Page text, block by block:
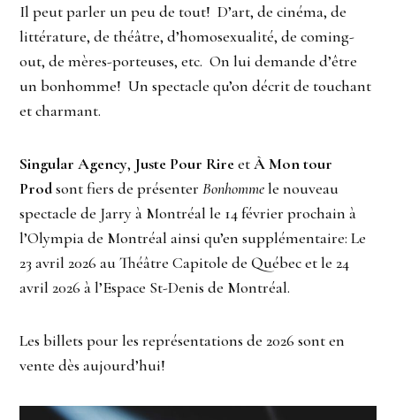
Il peut parler un peu de tout! D’art, de cinéma, de
littérature, de théâtre, d’homosexualité, de coming-
out, de mères-porteuses, etc. On lui demande d’être
un bonhomme! Un spectacle qu’on décrit de touchant
et charmant.
Singular Agency, Juste Pour RireetÀ Mon tour
Prodsont fiers de présenterBonhommele nouveau
spectacle de Jarry à Montréal le 14 février prochain à
l’Olympia de Montréal ainsi qu’en supplémentaire: Le
23 avril 2026 au Théâtre Capitole de Québec et le 24
avril 2026 à l’Espace St-Denis de Montréal.
Les billets pour les représentations de 2026 sont en
vente dès aujourd’hui!